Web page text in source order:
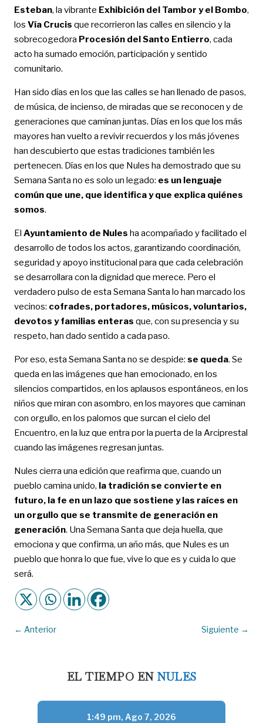
Esteban, la vibrante Exhibición del Tambor y el Bombo,
los Vía Crucis que recorrieron las calles en silencio y la
sobrecogedora Procesión del Santo Entierro, cada
acto ha sumado emoción, participación y sentido
comunitario.
Han sido días en los que las calles se han llenado de pasos,
de música, de incienso, de miradas que se reconocen y de
generaciones que caminan juntas. Días en los que los más
mayores han vuelto a revivir recuerdos y los más jóvenes
han descubierto que estas tradiciones también les
pertenecen. Días en los que Nules ha demostrado que su
Semana Santa no es solo un legado: es un lenguaje
común que une, que identifica y que explica quiénes
somos.
El Ayuntamiento de Nules ha acompañado y facilitado el
desarrollo de todos los actos, garantizando coordinación,
seguridad y apoyo institucional para que cada celebración
se desarrollara con la dignidad que merece. Pero el
verdadero pulso de esta Semana Santa lo han marcado los
vecinos: cofrades, portadores, músicos, voluntarios,
devotos y familias enteras que, con su presencia y su
respeto, han dado sentido a cada paso.
Por eso, esta Semana Santa no se despide: se queda. Se
queda en las imágenes que han emocionado, en los
silencios compartidos, en los aplausos espontáneos, en los
niños que miran con asombro, en los mayores que caminan
con orgullo, en los palomos que surcan el cielo del
Encuentro, en la luz que entra por la puerta de la Arciprestal
cuando las imágenes regresan juntas.
Nules cierra una edición que reafirma que, cuando un
pueblo camina unido, la tradición se convierte en
futuro, la fe en un lazo que sostiene y las raíces en
un orgullo que se transmite de generación en
generación. Una Semana Santa que deja huella, que
emociona y que confirma, un año más, que Nules es un
pueblo que honra lo que fue, vive lo que es y cuida lo que
será.
← Anterior Siguiente →
EL TIEMPO EN NULES
1:49 pm, Ago 7, 2026